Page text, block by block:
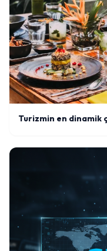
Turizmin en dinamik